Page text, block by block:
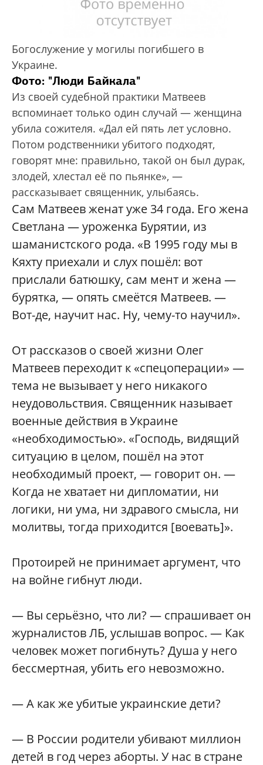
Богослужение у могилы погибшего в
Украине.
Фото: "Люди Байкала"
Из своей судебной практики Матвеев
вспоминает только один случай — женщина
убила сожителя. «Дал ей пять лет условно.
Потом родственники убитого подходят,
говорят мне: правильно, такой он был дурак,
злодей, хлестал её по пьянке», —
рассказывает священник, улыбаясь.
Сам Матвеев женат уже 34 года. Его жена
Светлана — уроженка Бурятии, из
шаманистского рода. «В 1995 году мы в
Кяхту приехали и слух пошёл: вот
прислали батюшку, сам мент и жена —
бурятка, — опять смеётся Матвеев. —
Вот-де, научит нас. Ну, чему-то научил».
От рассказов о своей жизни Олег
Матвеев переходит к «спецоперации» —
тема не вызывает у него никакого
неудовольствия. Священник называет
военные действия в Украине
«необходимостью». «Господь, видящий
ситуацию в целом, пошёл на этот
необходимый проект, — говорит он. —
Когда не хватает ни дипломатии, ни
логики, ни ума, ни здравого смысла, ни
молитвы, тогда приходится [воевать]».
Протоирей не принимает аргумент, что
на войне гибнут люди.
— Вы серьёзно, что ли? — спрашивает он
журналистов ЛБ, услышав вопрос. — Как
человек может погибнуть? Душа у него
бессмертная, убить его невозможно.
— А как же убитые украинские дети?
— В России родители убивают миллион
детей в год через аборты. У нас в стране